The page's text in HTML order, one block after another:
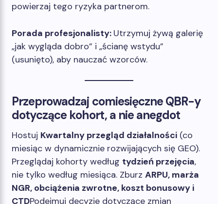
powierzaj tego ryzyka partnerom.
Porada profesjonalisty: Utrzymuj żywą galerię
„jak wygląda dobro” i „ścianę wstydu”
(usunięto), aby nauczać wzorców.
Przeprowadzaj comiesięczne QBR-y
dotyczące kohort, a nie anegdot
Hostuj Kwartalny przegląd działalności (co
miesiąc w dynamicznie rozwijających się GEO).
Przeglądaj kohorty według tydzień przejęcia,
nie tylko według miesiąca. Zburz ARPU, marża
NGR, obciążenia zwrotne, koszt bonusowy i
CTDPodejmuj decyzje dotyczące zmian